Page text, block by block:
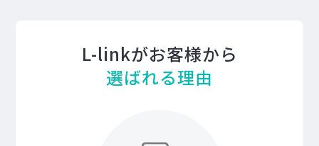
L-linkがお客様から
選ばれる理由